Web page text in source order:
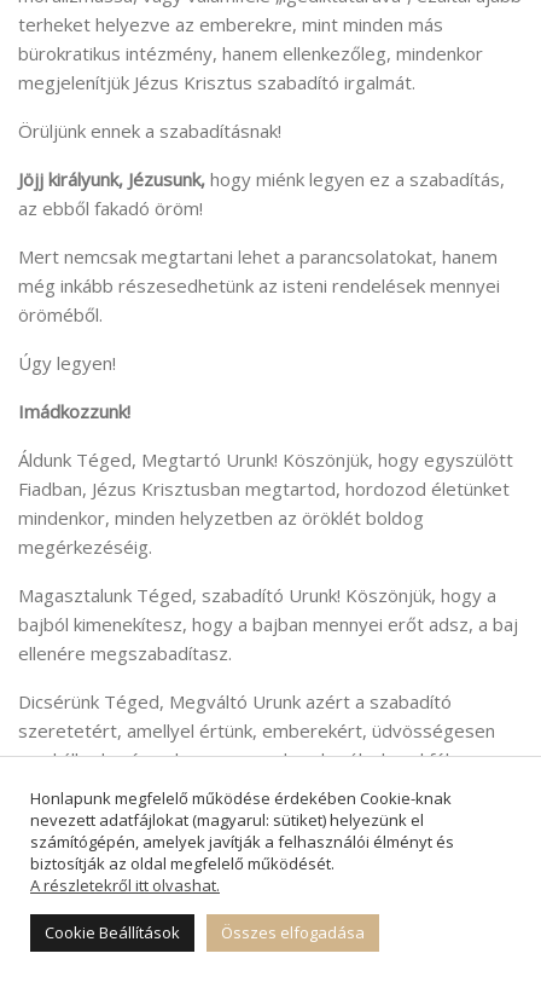
terheket helyezve az emberekre, mint minden más
bürokratikus intézmény, hanem ellenkezőleg, mindenkor
megjelenítjük Jézus Krisztus szabadító irgalmát.
Örüljünk ennek a szabadításnak!
Jöjj királyunk, Jézusunk, hogy miénk legyen ez a szabadítás,
az ebből fakadó öröm!
Mert nemcsak megtartani lehet a parancsolatokat, hanem
még inkább részesedhetünk az isteni rendelések mennyei
öröméből.
Úgy legyen!
Imádkozzunk!
Áldunk Téged, Megtartó Urunk! Köszönjük, hogy egyszülött
Fiadban, Jézus Krisztusban megtartod, hordozod életünket
mindenkor, minden helyzetben az öröklét boldog
megérkezéséig.
Magasztalunk Téged, szabadító Urunk! Köszönjük, hogy a
bajból kimenekítesz, hogy a bajban mennyei erőt adsz, a baj
ellenére megszabadítasz.
Dicsérünk Téged, Megváltó Urunk azért a szabadító
szeretetért, amellyel értünk, emberekért, üdvösségesen
munkálkodsz és soha nem mondasz le rólunk, sokféle
szükségünk közepette sem.
Könyörgünk egymásért, szeretteinkért, hívő népedért, a
világért, mindenkiért!
Kérünk Téged, hogy megváltó szereteted öröme járja át,
elégítse és békítse meg sokféleképpen éhes, útkereső,
Honlapunk megfelelő működése érdekében Cookie-knak
nevezett adatfájlokat (magyarul: sütiket) helyezünk el
számítógépén, amelyek javítják a felhasználói élményt és
biztosítják az oldal megfelelő működését.
A részletekről itt olvashat.
Cookie Beállítások Összes elfogadása